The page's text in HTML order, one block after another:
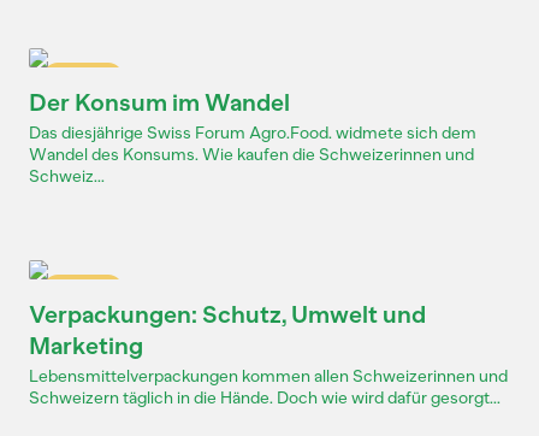
Der Konsum im Wandel
Das diesjährige Swiss Forum Agro.Food. widmete sich dem
Wandel des Konsums. Wie kaufen die Schweizerinnen und
Schweiz...
Verpackungen: Schutz, Umwelt und
Marketing
Lebensmittelverpackungen kommen allen Schweizerinnen und
Schweizern täglich in die Hände. Doch wie wird dafür gesorgt...